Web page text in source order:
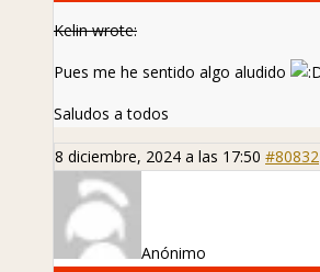
Kelin wrote:
Pues me he sentido algo aludido
Saludos a todos
8 diciembre, 2024 a las 17:50 #80832
Anónimo